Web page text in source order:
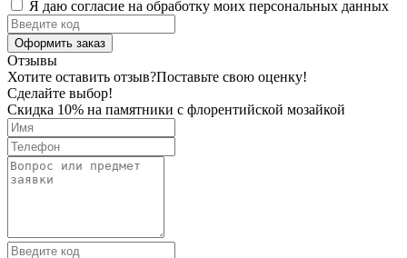
Я даю согласие на обработку моих персональных данных
Оформить заказ
Отзывы
Хотите оставить отзыв?Поставьте свою оценку!
Сделайте выбор!
Скидка 10% на памятники с флорентийской мозайкой